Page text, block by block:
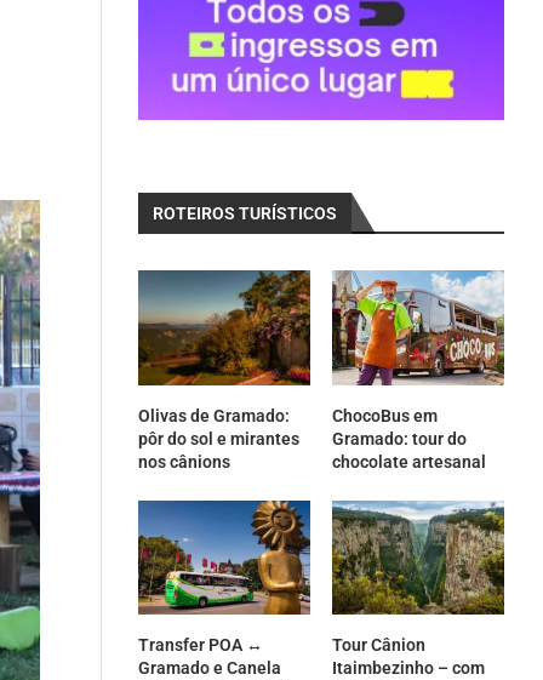
ROTEIROS TURÍSTICOS
Olivas de Gramado:
pôr do sol e mirantes
nos cânions
ChocoBus em
Gramado: tour do
chocolate artesanal
Transfer POA ↔
Gramado e Canela
Tour Cânion
Itaimbezinho – com